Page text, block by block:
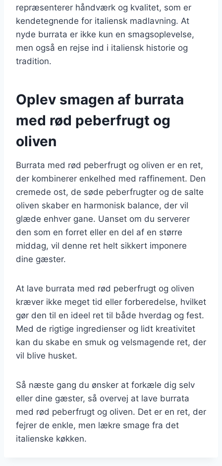
repræsenterer håndværk og kvalitet, som er
kendetegnende for italiensk madlavning. At
nyde burrata er ikke kun en smagsoplevelse,
men også en rejse ind i italiensk historie og
tradition.
Oplev smagen af burrata
med rød peberfrugt og
oliven
Burrata med rød peberfrugt og oliven er en ret,
der kombinerer enkelhed med raffinement. Den
cremede ost, de søde peberfrugter og de salte
oliven skaber en harmonisk balance, der vil
glæde enhver gane. Uanset om du serverer
den som en forret eller en del af en større
middag, vil denne ret helt sikkert imponere
dine gæster.
At lave burrata med rød peberfrugt og oliven
kræver ikke meget tid eller forberedelse, hvilket
gør den til en ideel ret til både hverdag og fest.
Med de rigtige ingredienser og lidt kreativitet
kan du skabe en smuk og velsmagende ret, der
vil blive husket.
Så næste gang du ønsker at forkæle dig selv
eller dine gæster, så overvej at lave burrata
med rød peberfrugt og oliven. Det er en ret, der
fejrer de enkle, men lækre smage fra det
italienske køkken.